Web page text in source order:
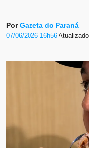
PorGazeta do Paraná
07/06/2026 16h56Atualizado